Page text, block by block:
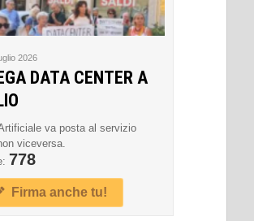
2026
DATA CENTER A
va posta al servizio
viceversa.
778
Firma anche tu!